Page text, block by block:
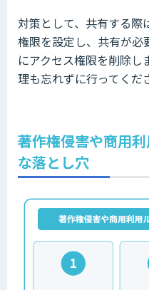
対策として、共有する際
権限を設定し、共有が
にアクセス権限を削除し
理も忘れずに行ってくだ
著作権侵害や商用
な落とし穴